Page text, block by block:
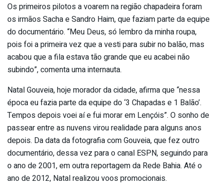
Os primeiros pilotos a voarem na região chapadeira foram
os irmãos Sacha e Sandro Haim, que faziam parte da equipe
do documentário. “Meu Deus, só lembro da minha roupa,
pois foi a primeira vez que a vesti para subir no balão, mas
acabou que a fila estava tão grande que eu acabei não
subindo”, comenta uma internauta.
Natal Gouveia, hoje morador da cidade, afirma que “nessa
época eu fazia parte da equipe do ‘3 Chapadas e 1 Balão’.
Tempos depois voei aí e fui morar em Lençóis”. O sonho de
passear entre as nuvens virou realidade para alguns anos
depois. Da data da fotografia com Gouveia, que fez outro
documentário, dessa vez para o canal ESPN, seguindo para
o ano de 2001, em outra reportagem da Rede Bahia. Até o
ano de 2012, Natal realizou voos promocionais.